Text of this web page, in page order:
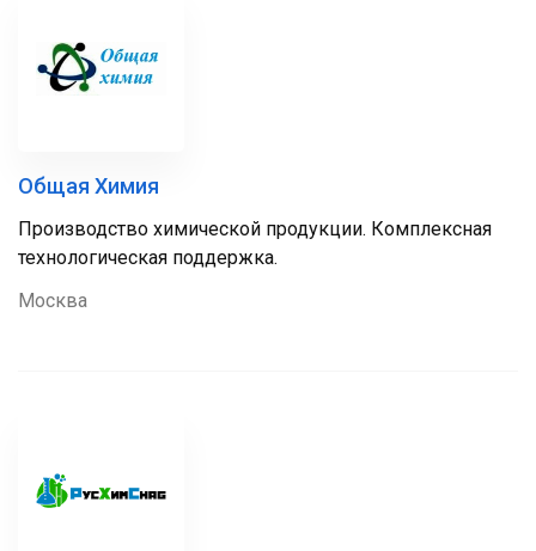
Общая Химия
Производство химической продукции. Комплексная
технологическая поддержка.
Москва